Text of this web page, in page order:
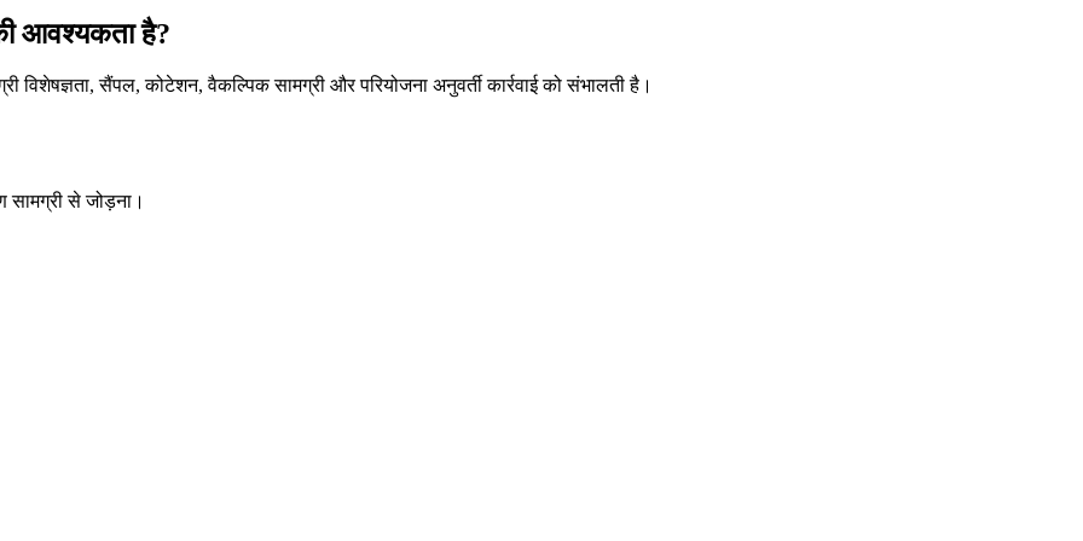
आवश्यकता है?
सैंपल, कोटेशन, वैकल्पिक सामग्री और परियोजना अनुवर्ती कार्रवाई को संभालती है।
सामग्री से जोड़ना।